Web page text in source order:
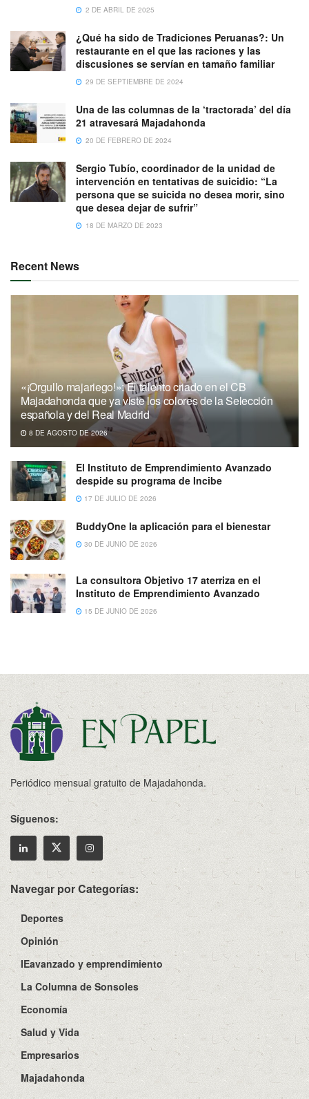
2 DE ABRIL DE 2025
¿Qué ha sido de Tradiciones Peruanas?: Un
restaurante en el que las raciones y las
discusiones se servían en tamaño familiar
29 DE SEPTIEMBRE DE 2024
Una de las columnas de la ‘tractorada’ del día
21 atravesará Majadahonda
20 DE FEBRERO DE 2024
Sergio Tubío, coordinador de la unidad de
intervención en tentativas de suicidio: “La
persona que se suicida no desea morir, sino
que desea dejar de sufrir”
18 DE MARZO DE 2023
Recent News
«¡Orgullo majariego!»: El talento criado en el CB
Majadahonda que ya viste los colores de la Selección
española y del Real Madrid
8 DE AGOSTO DE 2026
El Instituto de Emprendimiento Avanzado
despide su programa de Incibe
17 DE JULIO DE 2026
BuddyOne la aplicación para el bienestar
30 DE JUNIO DE 2026
La consultora Objetivo 17 aterriza en el
Instituto de Emprendimiento Avanzado
15 DE JUNIO DE 2026
Periódico mensual gratuito de Majadahonda.
Síguenos:
Navegar por Categorías:
Deportes
Opinión
IEavanzado y emprendimiento
La Columna de Sonsoles
Economía
Salud y Vida
Empresarios
Majadahonda